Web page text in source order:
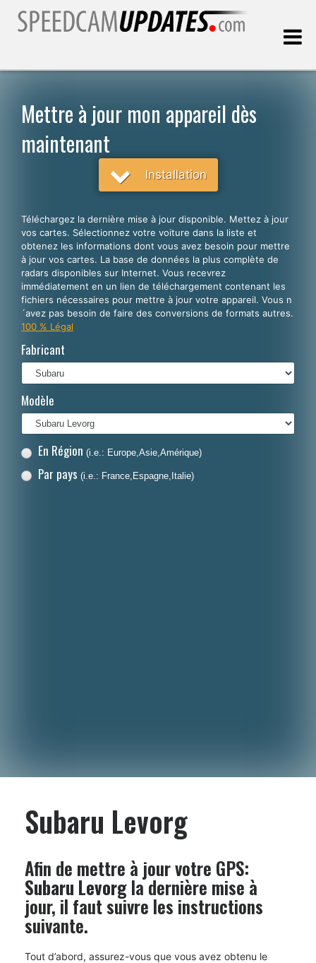
CHOISISSEZ VOTRE LANGUE
English
Español
Português
Deutsch
Italiano
Polski
Nederlands
Dansk
Mettre à jour mon appareil dès
maintenant
Installation
Téléchargez la dernière mise à jour disponible. Mettez à jour
vos cartes. Sélectionnez votre voiture dans la liste et
obtenez les informations dont vous avez besoin pour mettre
à jour vos cartes. La base de données la plus complète de
radars disponibles sur Internet. Vous recevrez
immédiatement en un lien de téléchargement contenant les
fichiers nécessaires pour mettre à jour votre appareil. Vous n
´avez pas besoin de faire des conversions de formats autres.
100 % Légal
Fabricant
Modèle
En Région (i.e.: Europe,Asie,Amérique)
Par pays (i.e.: France,Espagne,Italie)
Subaru Levorg
Afin de mettre à jour votre GPS:
Subaru Levorgla dernière mise à
jour, il faut suivre les instructions
suivante.
Tout d’abord, assurez-vous que vous avez obtenu le